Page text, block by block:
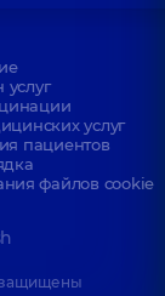
услуг
пациентов
файлов cookie
защищены